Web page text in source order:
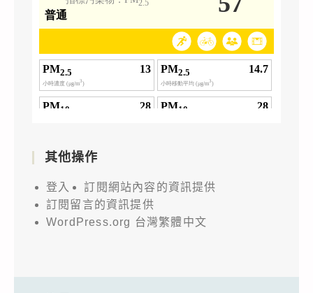
其他操作
登入
訂閱網站內容的資訊提供
訂閱留言的資訊提供
WordPress.org 台灣繁體中文